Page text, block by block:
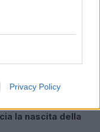
Privacy Policy
la nascita della